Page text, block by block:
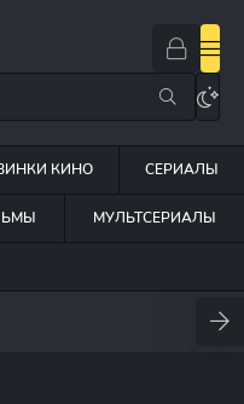
КИНО СЕРИАЛЫ
МУЛЬТСЕРИАЛЫ